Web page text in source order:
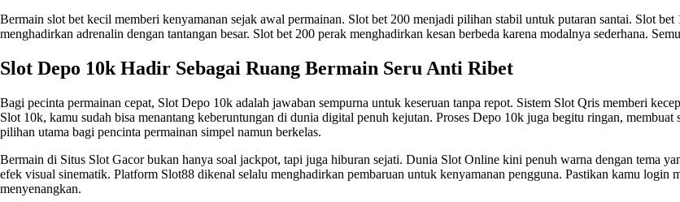
Bermain slot bet kecil memberi kenyamanan sejak awal permainan. Slot bet 200 menjadi pilihan stabil untuk putaran santai. Slot
menghadirkan adrenalin dengan tantangan besar. Slot bet 200 perak menghadirkan kesan berbeda karena modalnya sederhana.
Slot Depo 10k Hadir Sebagai Ruang Bermain Seru Anti Ribet
Bagi pecinta permainan cepat, Slot Depo 10k adalah jawaban sempurna untuk keseruan tanpa repot. Sistem Slot Qris memberi
Slot 10k, kamu sudah bisa menantang keberuntungan di dunia digital penuh kejutan. Proses Depo 10k juga begitu ringan,
pilihan utama bagi pencinta permainan simpel namun berkelas.
Bermain di Situs Slot Gacor bukan hanya soal jackpot, tapi juga hiburan sejati. Dunia Slot Online kini penuh warna dengan tema
efek visual sinematik. Platform Slot88 dikenal selalu menghadirkan pembaruan untuk kenyamanan pengguna. Pastikan kamu
menyenangkan.